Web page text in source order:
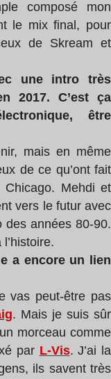
composé mon
le mix final, pour
de Skream et
une intro très
2017. C’est ça
être
mais en même
de ce qu’ont fait
Mehdi et
vers le futur avec
des années 80-90.
a encore un lien
vas peut-être pas
. Mais je suis sûr
morceau comme
par L-Vis. J’ai la
ils savent très